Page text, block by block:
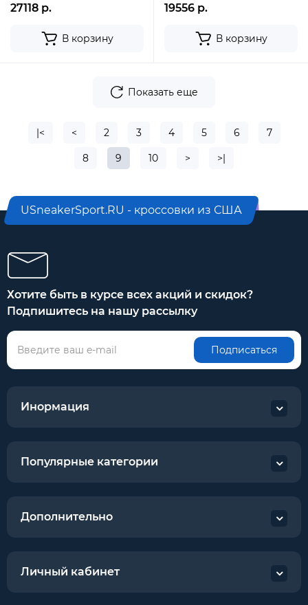
27118 р.
В корзину
19556 р.
В корзину
Показать еще
|< < 2 3 4 5 6 7
8 9 10 > >|
USneakerSport.RU - кроссовки из США
Хотите быть в курсе всех акций и скидок?
Подпишитесь на нашу рассылку
Подписаться
Инормация
Популярные категории
Дополнительно
Личный кабинет